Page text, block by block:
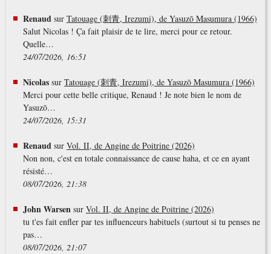
Renaudsur Tatouage (刺青, Irezumi), de Yasuzō Masumura (1966)
Salut Nicolas ! Ça fait plaisir de te lire, merci pour ce retour.
Quelle…
24/07/2026, 16:51
Nicolassur Tatouage (刺青, Irezumi), de Yasuzō Masumura (1966)
Merci pour cette belle critique, Renaud ! Je note bien le nom de
Yasuzō…
24/07/2026, 15:31
Renaudsur Vol. II, de Angine de Poitrine (2026)
Non non, c'est en totale connaissance de cause haha, et ce en ayant
résisté…
08/07/2026, 21:38
John Warsensur Vol. II, de Angine de Poitrine (2026)
tu t'es fait enfler par tes influenceurs habituels (surtout si tu penses ne
pas…
08/07/2026, 21:07